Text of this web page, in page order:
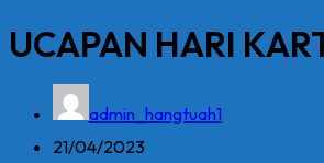
UCAPAN HARI
admin_hangtuah1
21/04/2023